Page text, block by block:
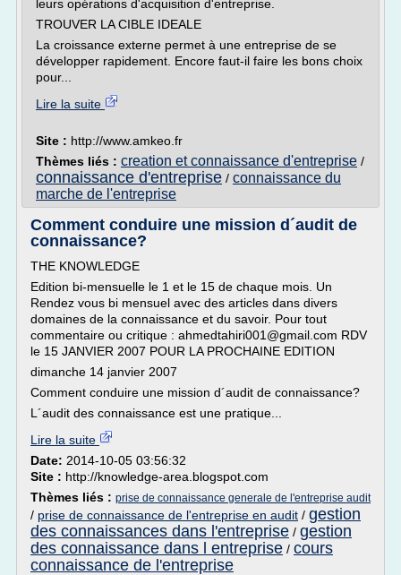
leurs opérations d'acquisition d'entreprise.
TROUVER LA CIBLE IDEALE
La croissance externe permet à une entreprise de se
développer rapidement. Encore faut-il faire les bons choix
pour...
Lire la suite
Site : http://www.amkeo.fr
Thèmes liés : creation et connaissance d'entreprise /
connaissance d'entreprise / connaissance du
marche de l'entreprise
Comment conduire une mission d´audit de
connaissance?
THE KNOWLEDGE
Edition bi-mensuelle le 1 et le 15 de chaque mois. Un
Rendez vous bi mensuel avec des articles dans divers
domaines de la connaissance et du savoir. Pour tout
commentaire ou critique : ahmedtahiri001@gmail.com RDV
le 15 JANVIER 2007 POUR LA PROCHAINE EDITION
dimanche 14 janvier 2007
Comment conduire une mission d´audit de connaissance?
L´audit des connaissance est une pratique...
Lire la suite
Date: 2014-10-05 03:56:32
Site : http://knowledge-area.blogspot.com
Thèmes liés : prise de connaissance generale de l'entreprise audit
/ prise de connaissance de l'entreprise en audit / gestion
des connaissances dans l'entreprise / gestion
des connaissance dans l entreprise / cours
connaissance de l'entreprise